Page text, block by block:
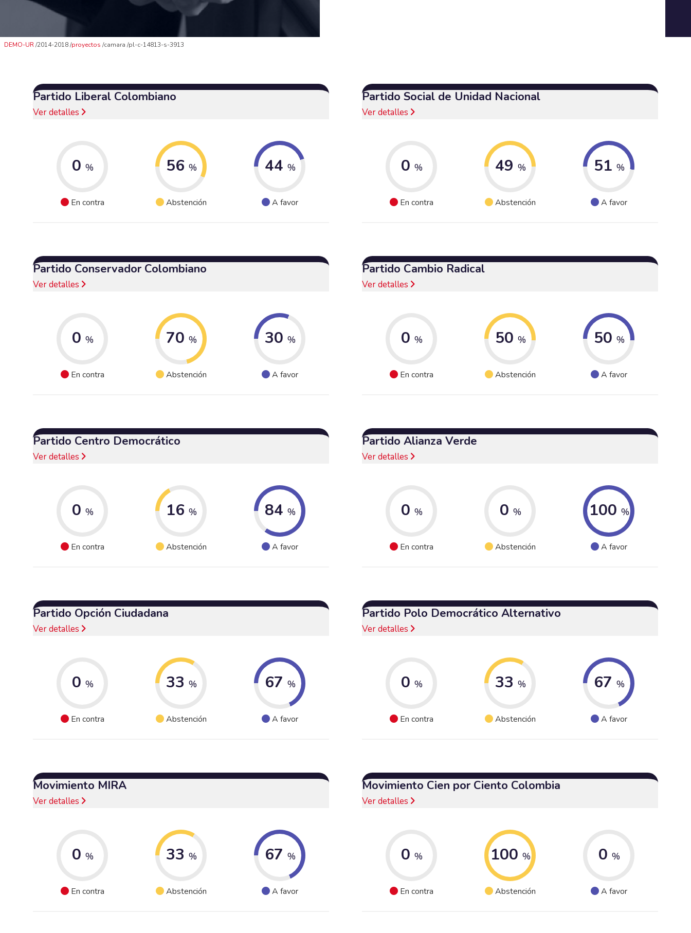
DEMO-UR 2014-2018 proyectos camara pl-c-14813-s-3913
Partido Liberal Colombiano
Ver detalles
0 %
En contra
56 %
Abstención
44 %
A favor
Partido Social de Unidad Nacional
Ver detalles
0 %
En contra
49 %
Abstención
51 %
A favor
Partido Conservador Colombiano
Ver detalles
0 %
En contra
70 %
Abstención
30 %
A favor
Partido Cambio Radical
Ver detalles
0 %
En contra
50 %
Abstención
50 %
A favor
Partido Centro Democrático
Ver detalles
0 %
En contra
16 %
Abstención
84 %
A favor
Partido Alianza Verde
Ver detalles
0 %
En contra
0 %
Abstención
100 %
A favor
Partido Opción Ciudadana
Ver detalles
0 %
En contra
33 %
Abstención
67 %
A favor
Partido Polo Democrático Alternativo
Ver detalles
0 %
En contra
33 %
Abstención
67 %
A favor
Movimiento MIRA
Ver detalles
0 %
En contra
33 %
Abstención
67 %
A favor
Movimiento Cien por Ciento Colombia
Ver detalles
0 %
En contra
100 %
Abstención
0 %
A favor